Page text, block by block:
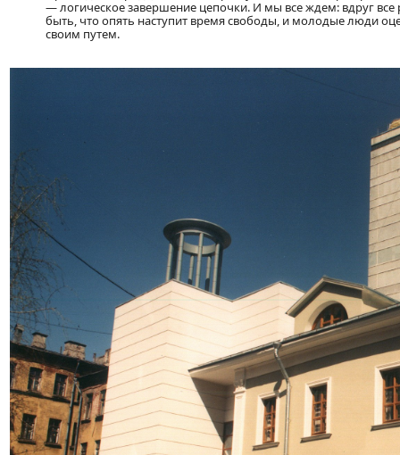
— логическое завершение цепочки. И мы все ждем: вдруг
быть, что опять наступит время свободы, и молодые люди
своим путем.